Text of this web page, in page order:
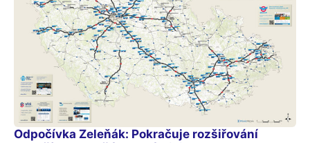
Odpočívka Zeleňák: Pokračuje rozšiřování